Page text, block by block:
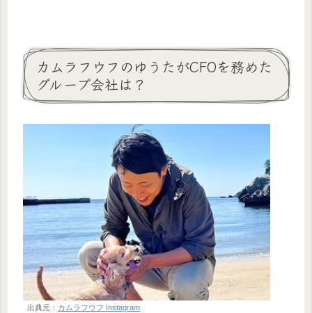
カムラフウフのゆうたがCFOを務めた
グループ会社は？
出典元： カムラフウフ Instagram